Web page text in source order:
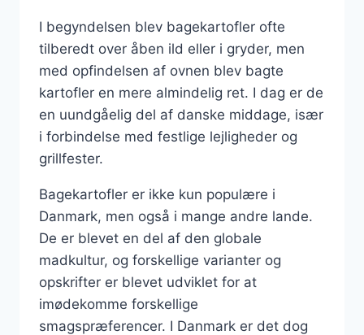
I begyndelsen blev bagekartofler ofte
tilberedt over åben ild eller i gryder, men
med opfindelsen af ovnen blev bagte
kartofler en mere almindelig ret. I dag er de
en uundgåelig del af danske middage, især
i forbindelse med festlige lejligheder og
grillfester.
Bagekartofler er ikke kun populære i
Danmark, men også i mange andre lande.
De er blevet en del af den globale
madkultur, og forskellige varianter og
opskrifter er blevet udviklet for at
imødekomme forskellige
smagspræferencer. I Danmark er det dog